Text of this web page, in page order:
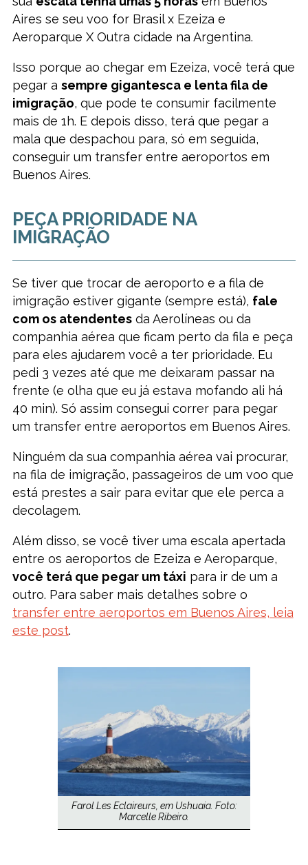
Aires se seu voo for Brasil x Ezeiza e
Aeroparque X Outra cidade na Argentina.
Isso porque ao chegar em Ezeiza, você terá que
pegar a sempre gigantesca e lenta fila de
imigração, que pode te consumir facilmente
mais de 1h. E depois disso, terá que pegar a
mala que despachou para, só em seguida,
conseguir um transfer entre aeroportos em
Buenos Aires.
PEÇA PRIORIDADE NA
IMIGRAÇÃO
Se tiver que trocar de aeroporto e a fila de
imigração estiver gigante (sempre está), fale
com os atendentesda Aerolíneas ou da
companhia aérea que ficam perto da fila e peça
para eles ajudarem você a ter prioridade. Eu
pedi 3 vezes até que me deixaram passar na
frente (e olha que eu já estava mofando ali há
40 min). Só assim consegui correr para pegar
um transfer entre aeroportos em Buenos Aires.
Ninguém da sua companhia aérea vai procurar,
na fila de imigração, passageiros de um voo que
está prestes a sair para evitar que ele perca a
decolagem.
Além disso, se você tiver uma escala apertada
entre os aeroportos de Ezeiza e Aeroparque,
você terá que pegar um táxi para ir de um a
outro. Para saber mais detalhes sobre o
transfer entre aeroportos em Buenos Aires, leia
este post.
Farol Les Eclaireurs, em Ushuaia. Foto:
Marcelle Ribeiro.